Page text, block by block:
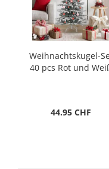
Weihnachtskugel-
40 pcs Rot und
44.95 CHF